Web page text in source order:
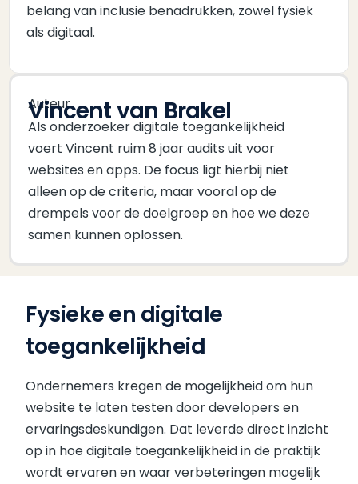
belang van inclusie benadrukken, zowel fysiek
als digitaal.
Auteur
Vincent van Brakel
Als onderzoeker digitale toegankelijkheid
voert Vincent ruim 8 jaar audits uit voor
websites en apps. De focus ligt hierbij niet
alleen op de criteria, maar vooral op de
drempels voor de doelgroep en hoe we deze
samen kunnen oplossen.
Fysieke en digitale
toegankelijkheid
Ondernemers kregen de mogelijkheid om hun
website te laten testen door developers en
ervaringsdeskundigen. Dat leverde direct inzicht
op in hoe digitale toegankelijkheid in de praktijk
wordt ervaren en waar verbeteringen mogelijk